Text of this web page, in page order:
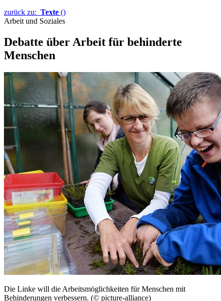
zurück zu: Texte ()
Arbeit und Soziales
Debatte über Arbeit für behinderte
Menschen
Die Linke will die Arbeitsmöglichkeiten für Menschen mit
Behinderungen verbessern. (© picture-alliance)